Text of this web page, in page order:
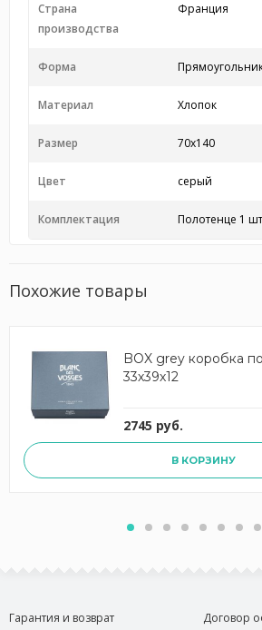
Страна
производства
Франция
Форма
Материал Хлопок
Размер 70x140
Цвет серый
Комплектация Полотенце 1 шт
Похожие товары
BOX grey коробка
33х39х12
2745 руб.
В КОРЗИНУ
Гарантия и возврат
Договор